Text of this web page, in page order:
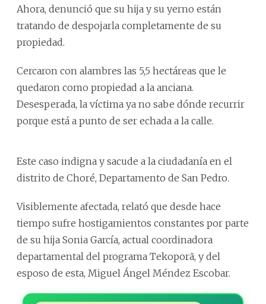
Ahora, denunció que su hija y su yerno están
tratando de despojarla completamente de su
propiedad.
Cercaron con alambres las 5,5 hectáreas que le
quedaron como propiedad a la anciana.
Desesperada, la víctima ya no sabe dónde recurrir
porque está a punto de ser echada a la calle.
Este caso indigna y sacude a la ciudadanía en el
distrito de Choré, Departamento de San Pedro.
Visiblemente afectada, relató que desde hace
tiempo sufre hostigamientos constantes por parte
de su hija Sonia García, actual coordinadora
departamental del programa Tekoporã, y del
esposo de esta, Miguel Ángel Méndez Escobar.